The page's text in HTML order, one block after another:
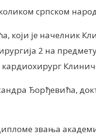
српском
који је начелник
2 на
Ђорђевића,
звања